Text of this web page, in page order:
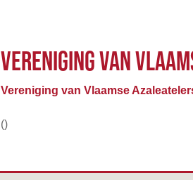
VERENIGING VAN
Vereniging van Vlaamse
()